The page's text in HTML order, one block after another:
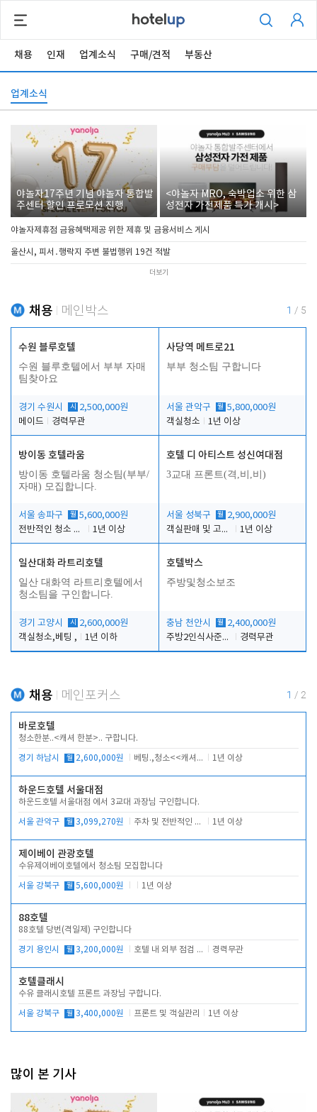
채용 인재 업계소식 구매/견적 부동산
업계소식
야놀자17주년 기념 야놀자 통합발
주센터 할인 프로모션 진행
<야놀자 MRO, 숙박업소 위한 삼
성전자 가전제품 특가 개시>
야놀자제휴점 금융혜택제공 위한 제휴 및 금융서비스 게시
울산시, 피서․행락지 주변 불법행위 19건 적발
더보기
채용 메인박스 1 / 5
수원 블루호텔
수원 블루호텔에서 부부 자매
팀찾아요
경기 수원시 시
2,500,000원
메이드
경력무관
사당역 메트로21
부부 청소팀 구합니다
서울 관악구 월 5,800,000원
객실청소
1년 이상
방이동 호텔라움
방이동 호텔라움 청소팀(부부/
자매) 모집합니다.
서울 송파구 월 5,600,000원
전반적인 청소 업무(객실청소.객실정리)
1년 이상
호텔 디 아티스트 성신여대점
3교대 프론트(격,비,비)
서울 성북구 월 2,900,000원
객실판매 및 고객응대
1년 이상
일산대화 라트리호텔
일산 대화역 라트리호텔에서
청소팀을 구인합니다.
경기 고양시 시
2,600,000원
객실청소,베팅 ,
1년 이하
호텔박스
주방및청소보조
충남 천안시 월 2,400,000원
주방2인식사준비및청소린렌보조
경력무관
채용 메인포커스 1 / 2
바로호텔
청소한분..<캐셔 한분>.. 구합니다.
경기 하남시 월 2,600,000원 베팅.,청소<<캐셔 모셔봅니다. 1년 이상
하운드호텔 서울대점
하운드호텔 서울대점 에서 3교대 과장님 구인합니다.
서울 관악구 월 3,099,270원 주차 및 전반적인 당번업무 1년 이상
제이베이 관광호텔
수유제이베이호텔에서 청소팀 모집합니다
서울 강북구 월 5,600,000원 1년 이상
88호텔
88호텔 당번(격일제) 구인합니다
경기 용인시 월 3,200,000원 호텔 내 외부 점검 및 프런트 운영 경력무관
호텔클래시
수유 클래시호텔 프론트 과장님 구합니다.
서울 강북구 월 3,400,000원 프론트 및 객실관리 1년 이상
많이 본 기사